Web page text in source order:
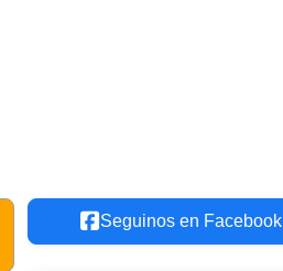
Seguinos en Facebook